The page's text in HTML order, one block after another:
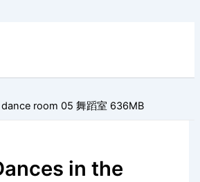
room 05 舞蹈室 636MB
in the